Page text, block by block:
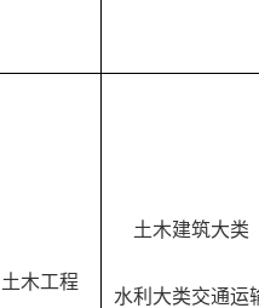
土木工程
土木建筑大类
水利大类交通运